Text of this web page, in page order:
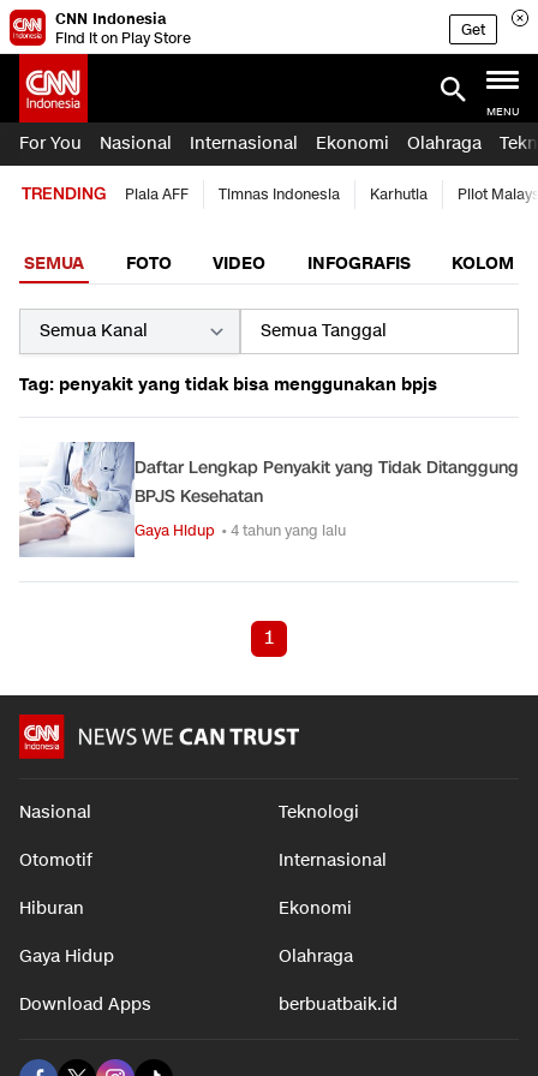
CNN Indonesia
Find it on Play Store
Get
MENU
For You Nasional Internasional Ekonomi Olahraga
TRENDING Piala AFF Timnas Indonesia Karhutla Pilot
SEMUA FOTO VIDEO INFOGRAFIS KOLOM
Tag: penyakit yang tidak bisa menggunakan bpjs
Daftar Lengkap Penyakit yang Tidak Ditanggung
BPJS Kesehatan
Gaya Hidup • 4 tahun yang lalu
1
Nasional Teknologi
Otomotif Internasional
Hiburan Ekonomi
Gaya Hidup Olahraga
Download Apps berbuatbaik.id